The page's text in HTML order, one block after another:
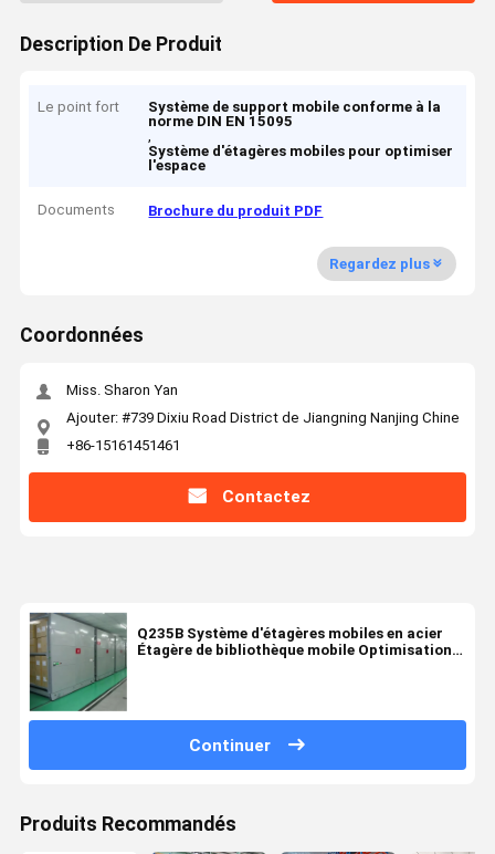
Description De Produit
Le point fort
Système de support mobile conforme à la
norme DIN EN 15095
,
Système d'étagères mobiles pour optimiser
l'espace
Documents Brochure du produit PDF
Regardez plus
Coordonnées
Miss. Sharon Yan
Ajouter: #739 Dixiu Road District de Jiangning Nanjing Chine
+86-15161451461
Contactez
Q235B Système d'étagères mobiles en acier
Étagère de bibliothèque mobile Optimisation
Continuer
Produits Recommandés